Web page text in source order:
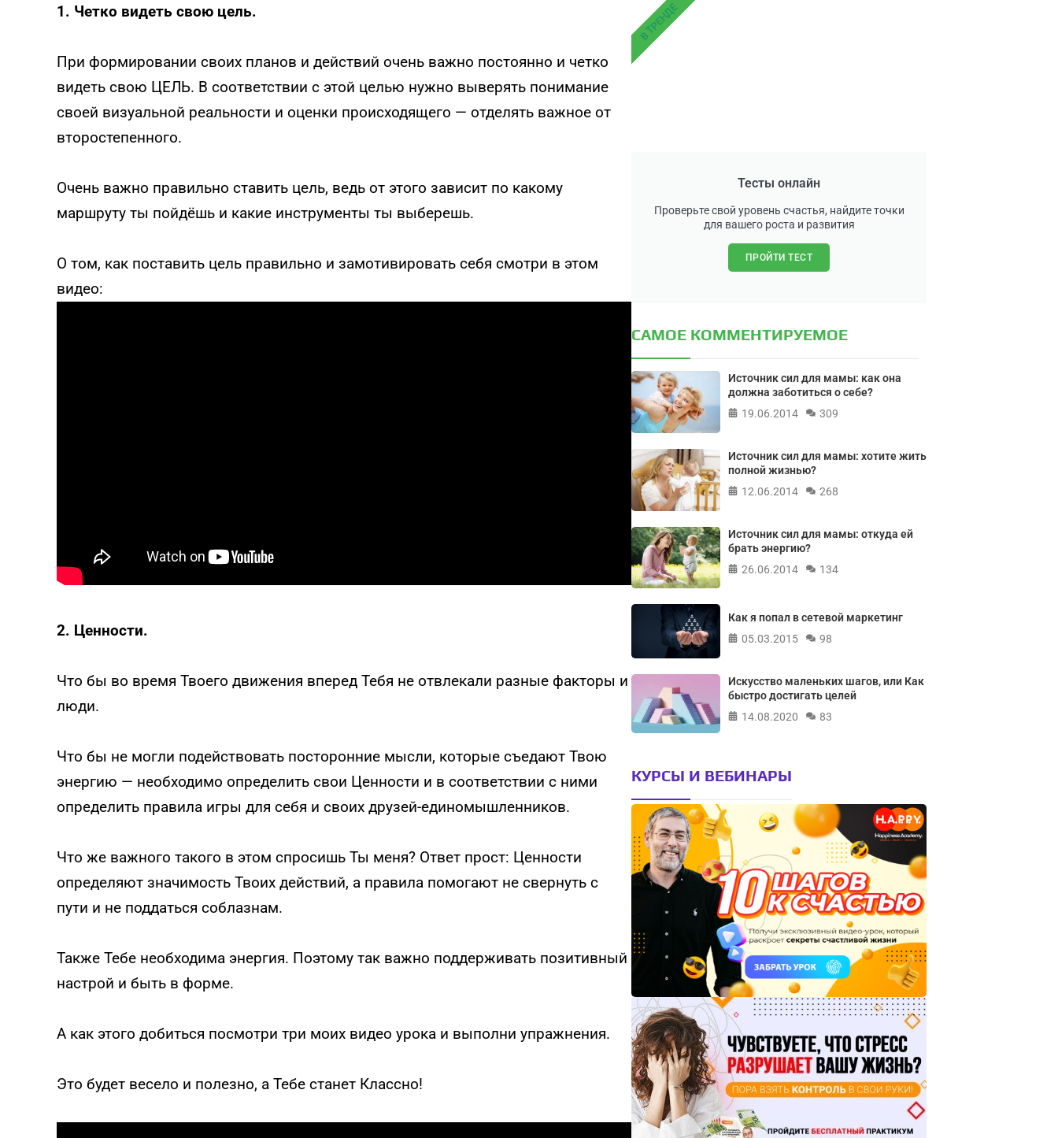
1. Четко видеть свою цель.
При формировании своих планов и действий очень важно постоянно и четко
видеть свою ЦЕЛЬ. В соответствии с этой целью нужно выверять понимание
своей визуальной реальности и оценки происходящего — отделять важное от
второстепенного.
Очень важно правильно ставить цель, ведь от этого зависит по какому
маршруту ты пойдёшь и какие инструменты ты выберешь.
О том, как поставить цель правильно и замотивировать себя смотри в этом
видео:
2. Ценности.
Что бы во время Твоего движения вперед Тебя не отвлекали разные факторы и
люди.
Что бы не могли подействовать посторонние мысли, которые съедают Твою
энергию — необходимо определить свои Ценности и в соответствии с ними
определить правила игры для себя и своих друзей-единомышленников.
Что же важного такого в этом спросишь Ты меня? Ответ прост: Ценности
определяют значимость Твоих действий, а правила помогают не свернуть с
пути и не поддаться соблазнам.
Также Тебе необходима энергия. Поэтому так важно поддерживать позитивный
настрой и быть в форме.
А как этого добиться посмотри три моих видео урока и выполни упражнения.
Это будет весело и полезно, а Тебе станет Классно!
Тесты онлайн
Проверьте свой уровень счастья, найдите точки
для вашего роста и развития
ПРОЙТИ ТЕСТ
В ТРЕНДЕ
САМОЕ КОММЕНТИРУЕМОЕ
Источник сил для мамы: как она
должна заботиться о себе?
19.06.2014
309
Источник сил для мамы: хотите жить
полной жизнью?
12.06.2014
268
Источник сил для мамы: откуда ей
брать энергию?
26.06.2014
134
Как я попал в сетевой маркетинг
05.03.2015
98
Искусство маленьких шагов, или Как
быстро достигать целей
14.08.2020
83
КУРСЫ И ВЕБИНАРЫ